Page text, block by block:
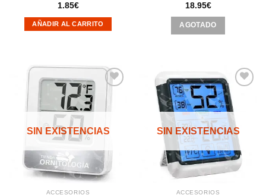
1.85€
AÑADIR AL CARRITO
18.95€
AGOTADO
lista de
SIN EXISTENCIAS
ACCESORIOS
a la
lista de
deseos
SIN EXISTENCIAS
ACCESORIOS